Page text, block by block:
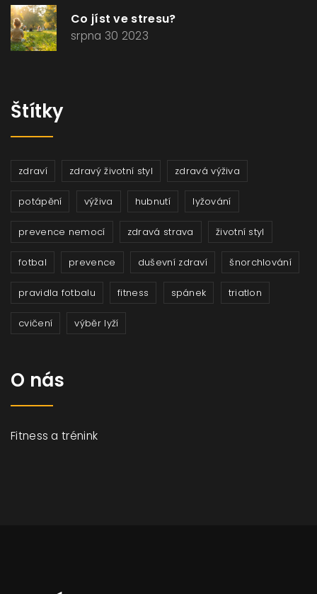
Co jíst ve stresu?
srpna 30 2023
Štítky
zdraví zdravý životní styl zdravá výživa
potápění výživa hubnutí lyžování
prevence nemocí zdravá strava životní styl
fotbal prevence duševní zdraví šnorchlování
pravidla fotbalu fitness spánek triatlon
cvičení výběr lyží
O nás
Fitness a trénink